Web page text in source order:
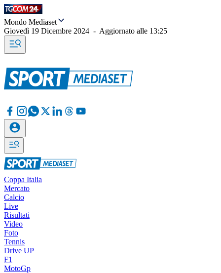
Mondo Mediaset
Giovedì 19 Dicembre 2024 - Aggiornato alle 13:25
Coppa Italia
Mercato
Calcio
Live
Risultati
Video
Foto
Tennis
Drive UP
F1
MotoGp